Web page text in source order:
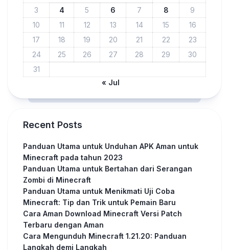
3
4 5 6 7 8
9
10
11 12 13 14 15
16
17
18 19 20 21 22
23
24
25 26 27 28 29
30
31
« Jul
Recent Posts
Panduan Utama untuk Unduhan APK Aman untuk
Minecraft pada tahun 2023
Panduan Utama untuk Bertahan dari Serangan
Zombi di Minecraft
Panduan Utama untuk Menikmati Uji Coba
Minecraft: Tip dan Trik untuk Pemain Baru
Cara Aman Download Minecraft Versi Patch
Terbaru dengan Aman
Cara Mengunduh Minecraft 1.21.20: Panduan
Langkah demi Langkah